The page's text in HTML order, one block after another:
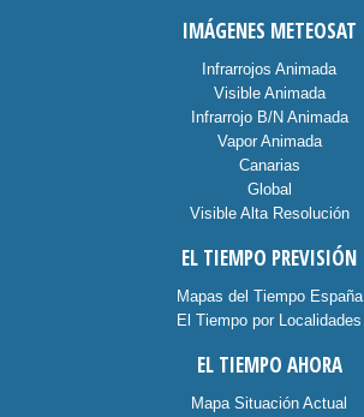
IMÁGENES METEOSAT
Infrarrojos Animada
Visible Animada
Infrarrojo B/N Animada
Vapor Animada
Canarias
Global
Visible Alta Resolución
EL TIEMPO PREVISIÓN
Mapas del Tiempo España
El Tiempo por Localidades
EL TIEMPO AHORA
Mapa Situación Actual